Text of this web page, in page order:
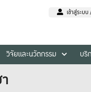
เข้าสู่ระบ
วิจัยและนวัตกรรม บริ